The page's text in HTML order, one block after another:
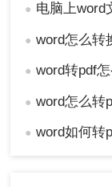
● 电脑上word文
● word怎么转
● word转pdf怎
● word怎么转
● word如何转